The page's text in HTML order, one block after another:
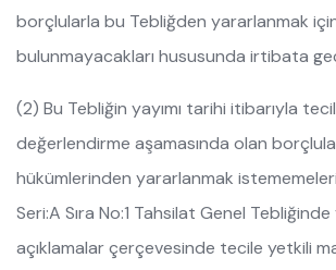
borçlularla bu Tebliğden yararlanmak
bulunmayacakları hususunda irtibata
(2) Bu Tebliğin yayımı tarihi itibarıyla
değerlendirme aşamasında olan
hükümlerinden yararlanmak
Seri:A Sıra No:1 Tahsilat Genel Tebliğinde
açıklamalar çerçevesinde tecile yetkili